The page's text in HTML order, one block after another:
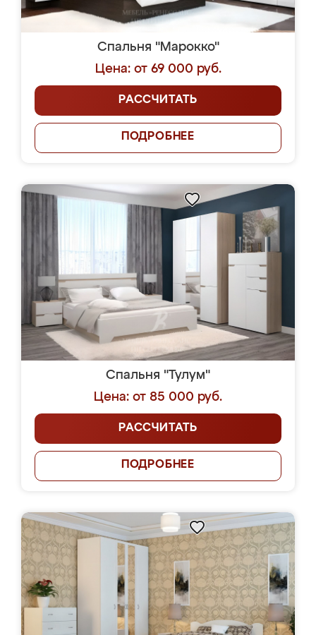
Спальня "Марокко"
Цена: от 69 000 руб.
РАССЧИТАТЬ
ПОДРОБНЕЕ
Спальня "Тулум"
Цена: от 85 000 руб.
РАССЧИТАТЬ
ПОДРОБНЕЕ